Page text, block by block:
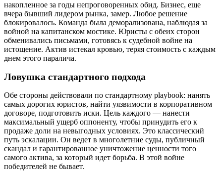
накопленное за годы непроговоренных обид. Бизнес, еще
вчера бывший лидером рынка, замер. Любое решение
блокировалось. Команда была деморализована, наблюдая за
войной на капитанском мостике. Юристы с обеих сторон
обменивались письмами, готовясь к судебной войне на
истощение. Актив истекал кровью, теряя стоимость с каждым
днем этого паралича.
Ловушка стандартного подхода
Обе стороны действовали по стандартному playbook: нанять
самых дорогих юристов, найти уязвимости в корпоративном
договоре, подготовить иски. Цель каждого — нанести
максимальный ущерб оппоненту, чтобы принудить его к
продаже доли на невыгодных условиях. Это классический
путь эскалации. Он ведет в многолетние суды, публичный
скандал и гарантированное уничтожение ценности того
самого актива, за который идет борьба. В этой войне
победителей не бывает.